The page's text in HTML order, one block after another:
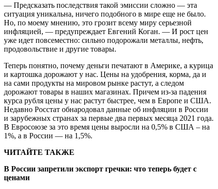
— Предсказать последствия такой эмиссии сложно — эта
ситуация уникальна, ничего подобного в мире еще не было.
Но, по моему мнению, это грозит всему миру серьезной
инфляцией, — предупреждает Евгений Коган. — И рост цен
уже идет повсеместно: сильно подорожали металлы, нефть,
продовольствие и другие товары.
Теперь понятно, почему деньги печатают в Америке, а курица
и картошка дорожают у нас. Цены на удобрения, корма, да и
на сами продукты на мировом рынке растут, а следом
дорожают товары в наших магазинах. Причем из-за падения
курса рубля цены у нас растут быстрее, чем в Европе и США.
Недавно Росстат обнародовал данные об инфляции в России
и зарубежных странах за первые два первых месяца 2021 года.
В Евросоюзе за это время цены выросли на 0,5% в США – на
1%, а в России — на 1,5%.
ЧИТАЙТЕ ТАКЖЕ
В России запретили экспорт гречки: что теперь будет с
ценами